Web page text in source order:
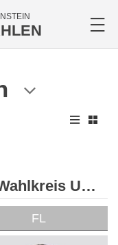
Wahlkreis Unterland
FL